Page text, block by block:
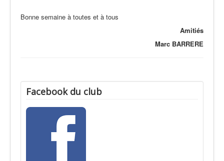
Bonne semaine à toutes et à tous
Amitiés
Marc BARRERE
Facebook du club